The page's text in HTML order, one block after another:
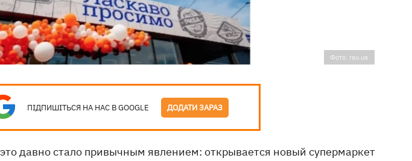
Фото: rau.ua
ПІДПИШІТЬСЯ НА НАС В GOOGLE ДОДАТИ ЗАРАЗ
давно стало привычным явлением: открывается новый супермаркет